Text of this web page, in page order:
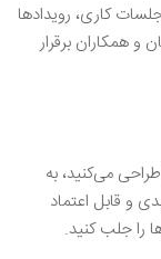
کاری، رویدادها
و همکاران برقرار
می‌کنید، به
و قابل اعتماد
را جلب کنید.